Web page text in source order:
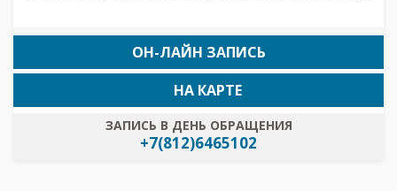
ОН-ЛАЙН ЗАПИСЬ
ЗАПИСЬ В ДЕНЬ ОБРАЩЕНИЯ
+7(812)6465102
НА КАРТЕ